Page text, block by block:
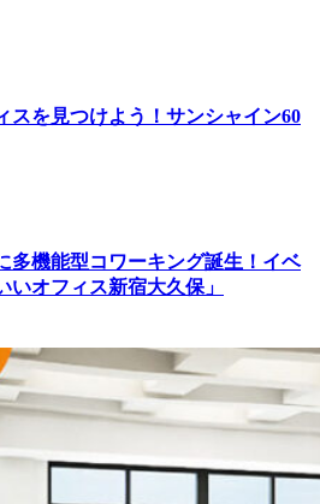
スを見つけよう！サンシャイン60
多機能型コワーキング誕生！イベ
いオフィス新宿大久保」